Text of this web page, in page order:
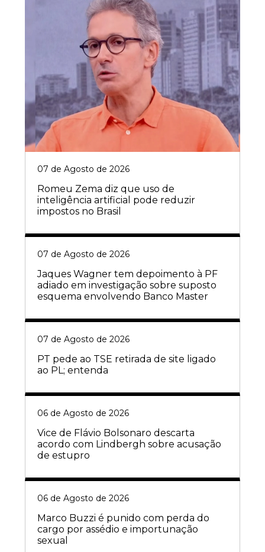
07 de Agosto de 2026
Romeu Zema diz que uso de
inteligência artificial pode reduzir
impostos no Brasil
07 de Agosto de 2026
Jaques Wagner tem depoimento à PF
adiado em investigação sobre suposto
esquema envolvendo Banco Master
07 de Agosto de 2026
PT pede ao TSE retirada de site ligado
ao PL; entenda
06 de Agosto de 2026
Vice de Flávio Bolsonaro descarta
acordo com Lindbergh sobre acusação
de estupro
06 de Agosto de 2026
Marco Buzzi é punido com perda do
cargo por assédio e importunação
sexual